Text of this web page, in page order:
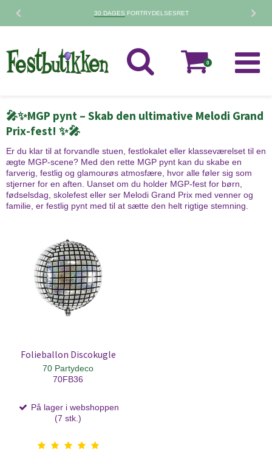
30 DAGES FORTRYDELSESRET
0
🎤✨MGP pynt – Skab den ultimative Melodi Grand
Prix-fest! ✨🎤
Er du klar til at forvandle stuen, festlokalet eller klasseværelset til en
ægte MGP-scene? Med den rette MGP pynt kan du skabe en
farverig, festlig og glamourøs atmosfære, hvor alle føler sig som
stjerner for en aften. Uanset om du holder MGP-fest for børn,
fødselsdag, skolefest eller ser Melodi Grand Prix med venner og
familie, er festlig pynt med til at sætte den helt rigtige stemning.
Folieballon Discokugle
70 Partydeco
70FB36
På lager i webshoppen
(7 stk.)